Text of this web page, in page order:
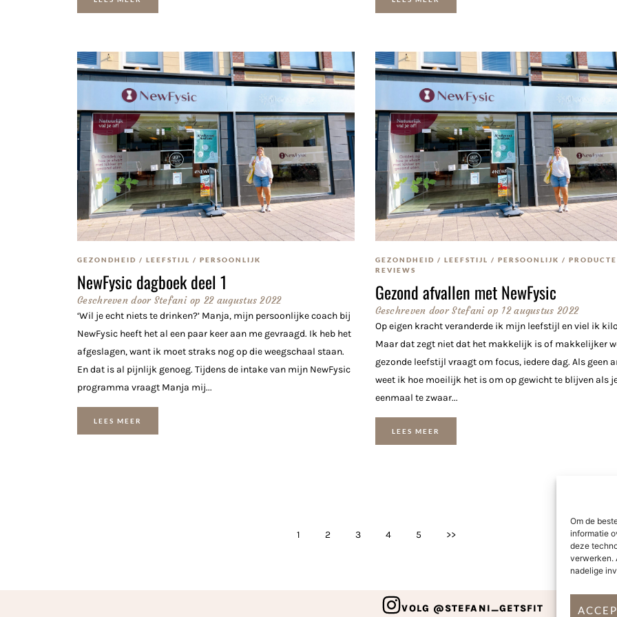
Om de
informatie
deze
verwerken.
nadelige
GEZONDHEID / LEEFSTIJL / PERSOONLIJK
NewFysic dagboek deel 1
Geschreven doorStefani op 22 augustus 2022
‘Wil je echt niets te drinken?’ Manja, mijn persoonlijke coach bij
NewFysic heeft het al een paar keer aan me gevraagd. Ik heb het
afgeslagen, want ik moet straks nog op die weegschaal staan.
En dat is al pijnlijk genoeg. Tijdens de intake van mijn NewFysic
programma vraagt Manja mij...
LEES MEER
GEZONDHEID / LEEFSTIJL / PERSOONLIJK /
REVIEWS
Gezond afvallen met NewFysic
Geschreven doorStefani op 12 augustus 2022
Op eigen kracht veranderde ik mijn leefstijl en viel ik
Maar dat zegt niet dat het makkelijk is of makkelijker
gezonde leefstijl vraagt om focus, iedere dag. Als geen
weet ik hoe moeilijk het is om op gewicht te blijven als
eenmaal te zwaar...
LEES MEER
1 2 3 4 5 >>
VOLG @STEFANI_GETSFIT